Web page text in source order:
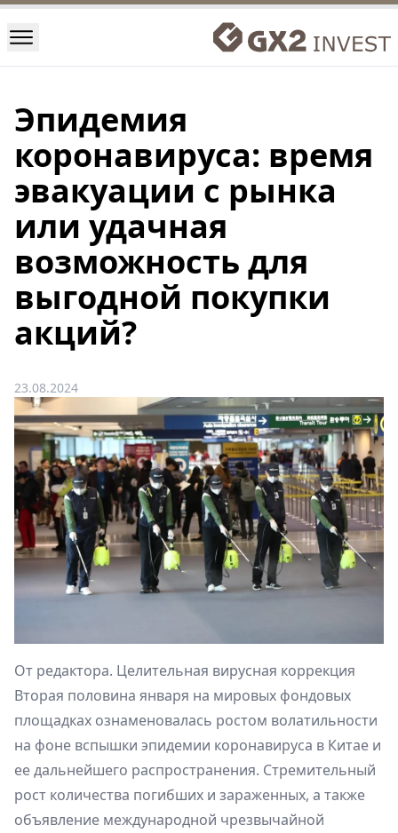
Эпидемия
коронавируса: время
эвакуации с рынка
или удачная
возможность для
выгодной покупки
акций?
23.08.2024
От редактора. Целительная вирусная коррекция
Вторая половина января на мировых фондовых
площадках ознаменовалась ростом волатильности
на фоне вспышки эпидемии коронавируса в Китае и
ее дальнейшего распространения. Стремительный
рост количества погибших и зараженных, а также
объявление международной чрезвычайной